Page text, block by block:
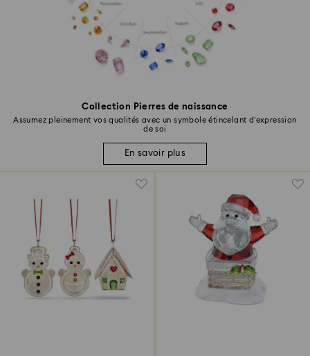
Collection Pierres de naissance
Assumez pleinement vos qualités avec un symbole étincelant d’expression
de soi
En savoir plus